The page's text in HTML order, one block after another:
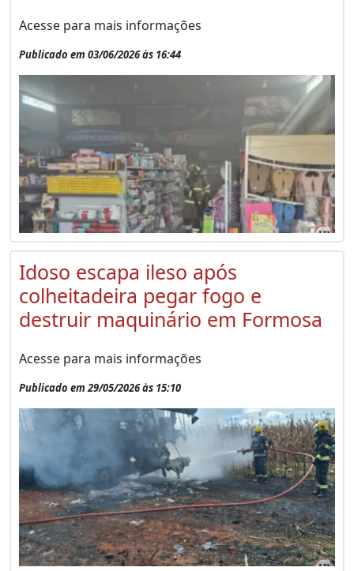
Acesse para mais informações
Publicado em 03/06/2026 às 16:44
Idoso escapa ileso após
colheitadeira pegar fogo e
destruir maquinário em Formosa
Acesse para mais informações
Publicado em 29/05/2026 às 15:10